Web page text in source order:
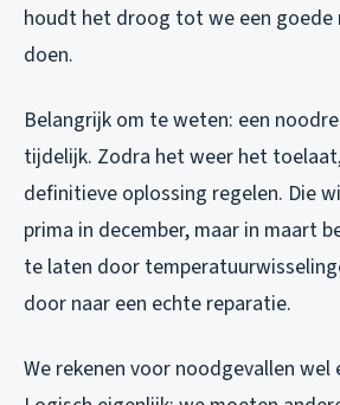
houdt het droog tot we een goede
doen.
Belangrijk om te weten: een
tijdelijk. Zodra het weer het
definitieve oplossing regelen. Die
prima in december, maar in maart
te laten door
door naar een echte reparatie.
We rekenen voor noodgevallen